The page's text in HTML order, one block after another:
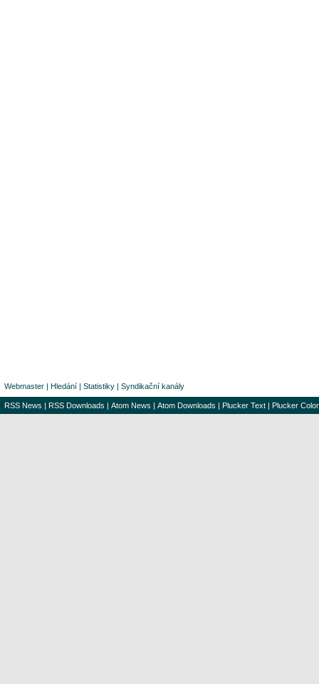
Webmaster | Hledání | Statistiky | Syndikační kanály
RSS News | RSS Downloads | Atom News | Atom Downloads | Plucker Text | Plucker Color